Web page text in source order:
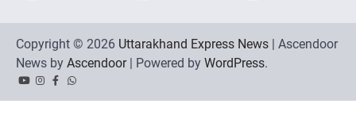
Copyright © 2026 Uttarakhand Express News | Ascendoor
News by Ascendoor| Powered by WordPress.
YouTubeInstagram
Facebook
Whatsapp